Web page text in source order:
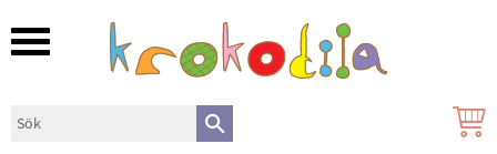
Meny